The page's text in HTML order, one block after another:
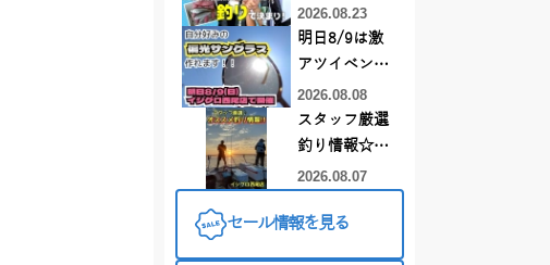
釣りデビュー
2026.08.23
明日8/9は激
アツイベント
日！！！～オ
ーダー偏光グ
ラス受注会～
2026.08.08
スタッフ厳選
釣り情報☆彡
連休は何釣り
♪【イシグロ
2026.08.07
セール情報を見る